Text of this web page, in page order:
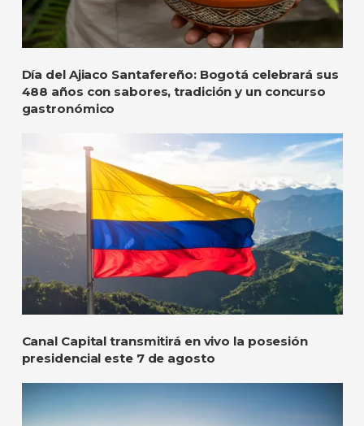
Día del Ajiaco Santafereño: Bogotá celebrará sus
488 años con sabores, tradición y un concurso
gastronómico
Canal Capital transmitirá en vivo la posesión
presidencial este 7 de agosto